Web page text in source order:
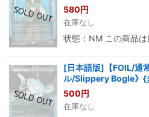
580円
在庫なし
状態：NM この商品は
[日本語版]【FOIL/通
ル/Slippery Bogle》
500円
在庫なし